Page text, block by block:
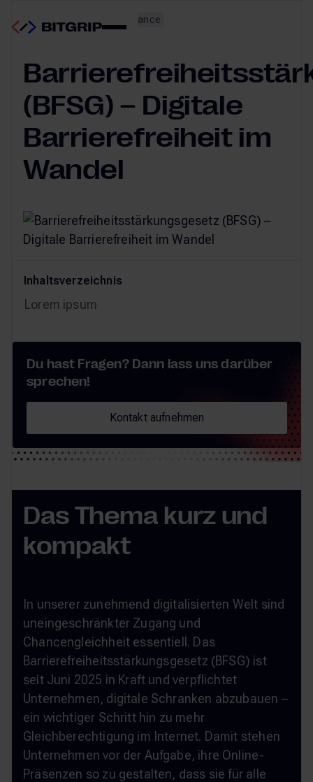
Barrierefreiheit & Compliance
15.06.2026
(BFSG) – Digitale
Barrierefreiheit im
Wandel
Das Thema kurz und
kompakt
In unserer zunehmend digitalisierten Welt sind
uneingeschränkter Zugang und
Chancengleichheit essentiell. Das
Barrierefreiheitsstärkungsgesetz (BFSG) ist
seit Juni 2025 in Kraft und verpflichtet
Unternehmen, digitale Schranken abzubauen –
ein wichtiger Schritt hin zu mehr
Gleichberechtigung im Internet. Damit stehen
Unternehmen vor der Aufgabe, ihre Online-
Präsenzen so zu gestalten, dass sie für alle
Inhaltsverzeichnis
Lorem ipsum
Du hast Fragen? Dann lass uns darüber
sprechen!
Kontakt aufnehmen